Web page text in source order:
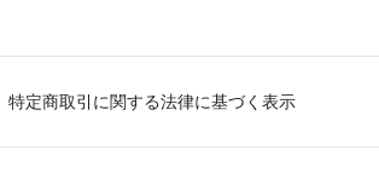
特定商取引に関する法律に基づく表示